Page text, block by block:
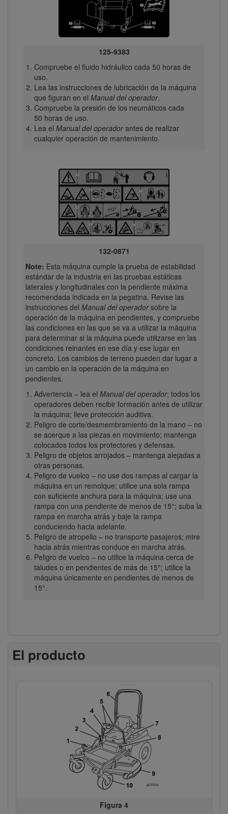
125-9383
Compruebe el fluido hidráulico cada 50 horas de
uso.
Lea las instrucciones de lubricación de la máquina
que figuran en el Manual del operador.
Compruebe la presión de los neumáticos cada
50 horas de uso.
Lea el Manual del operadorantes de realizar
cualquier operación de mantenimiento.
132-0871
Note: Esta máquina cumple la prueba de estabilidad
estándar de la industria en las pruebas estáticas
laterales y longitudinales con la pendiente máxima
recomendada indicada en la pegatina. Revise las
instrucciones del Manual del operadorsobre la
operación de la máquina en pendientes, y compruebe
las condiciones en las que se va a utilizar la máquina
para determinar si la máquina puede utilizarse en las
condiciones reinantes en ese día y ese lugar en
concreto. Los cambios de terreno pueden dar lugar a
un cambio en la operación de la máquina en
pendientes.
Advertencia – lea el Manual del operador; todos los
operadores deben recibir formación antes de utilizar
la máquina; lleve protección auditiva.
Peligro de corte/desmembramiento de la mano – no
se acerque a las piezas en movimiento; mantenga
colocados todos los protectores y defensas.
Peligro de objetos arrojados – mantenga alejadas a
otras personas.
Peligro de vuelco – no use dos rampas al cargar la
máquina en un remolque; utilice una sola rampa
con suficiente anchura para la máquina; use una
rampa con una pendiente de menos de 15°; suba la
rampa en marcha atrás y baje la rampa
conduciendo hacia adelante.
Peligro de atropello – no transporte pasajeros; mire
hacia atrás mientras conduce en marcha atrás.
Peligro de vuelco – no utilice la máquina cerca de
taludes o en pendientes de más de 15°; utilice la
máquina únicamente en pendientes de menos de
15°.
El producto
Figura 4